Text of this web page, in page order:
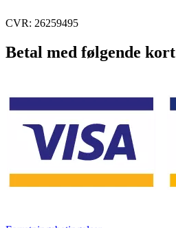
CVR: 26259495
Betal med følgende kort